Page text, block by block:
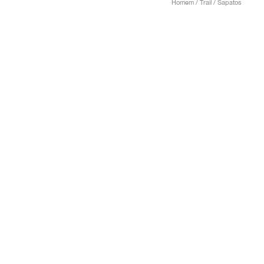
Homem / Trail / Sapatos